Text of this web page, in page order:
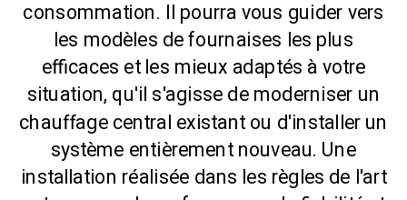
consommation. Il pourra vous guider vers
les modèles de fournaises les plus
efficaces et les mieux adaptés à votre
situation, qu'il s'agisse de moderniser un
chauffage central existant ou d'installer un
système entièrement nouveau. Une
installation réalisée dans les règles de l'art